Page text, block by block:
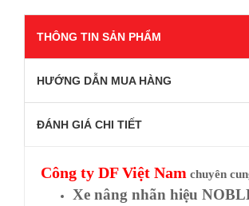
THÔNG TIN SẢN PHẨM
HƯỚNG DẪN MUA HÀNG
ĐÁNH GIÁ CHI TIẾT
Công ty DF Việt Nam chuyên
Xe nâng nhãn hiệu